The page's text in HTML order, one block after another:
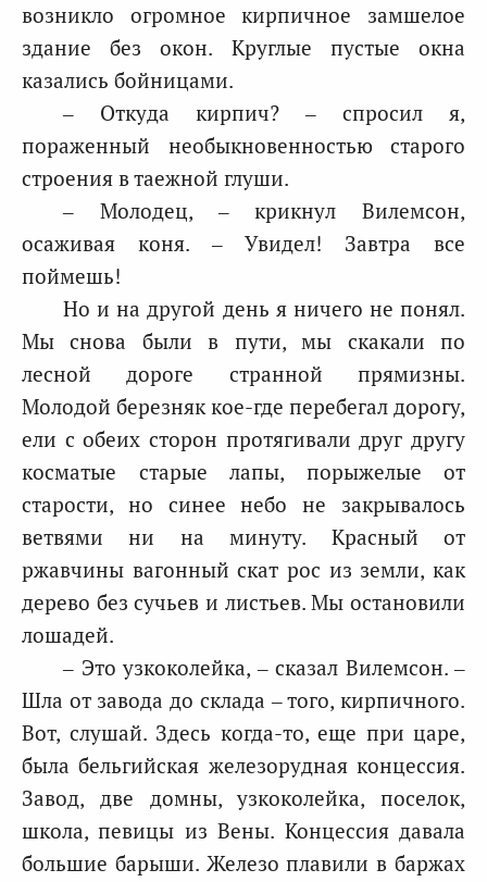
возникло огромное кирпичное замшелое
здание без окон. Круглые пустые окна
казались бойницами.
– Откуда кирпич? – спросил я,
пораженный необыкновенностью старого
строения в таежной глуши.
– Молодец, – крикнул Вилемсон,
осаживая коня. – Увидел! Завтра все
поймешь!
Но и на другой день я ничего не понял.
Мы снова были в пути, мы скакали по
лесной дороге странной прямизны.
Молодой березняк кое-где перебегал дорогу,
ели с обеих сторон протягивали друг другу
косматые старые лапы, порыжелые от
старости, но синее небо не закрывалось
ветвями ни на минуту. Красный от
ржавчины вагонный скат рос из земли, как
дерево без сучьев и листьев. Мы остановили
лошадей.
– Это узкоколейка, – сказал Вилемсон. –
Шла от завода до склада – того, кирпичного.
Вот, слушай. Здесь когда-то, еще при царе,
была бельгийская железорудная концессия.
Завод, две домны, узкоколейка, поселок,
школа, певицы из Вены. Концессия давала
большие барыши. Железо плавили в баржах